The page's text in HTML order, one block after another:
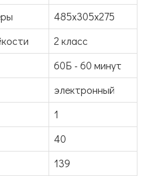
485х305х275
2 класс
60Б - 60 минут
электронный
1
40
139